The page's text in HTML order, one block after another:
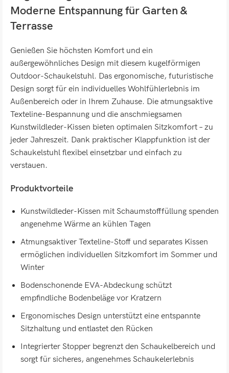
Moderne Entspannung für Garten &
Terrasse
Genießen Sie höchsten Komfort und ein
außergewöhnliches Design mit diesem kugelförmigen
Outdoor-Schaukelstuhl. Das ergonomische, futuristische
Design sorgt für ein individuelles Wohlfühlerlebnis im
Außenbereich oder in Ihrem Zuhause. Die atmungsaktive
Texteline-Bespannung und die anschmiegsamen
Kunstwildleder-Kissen bieten optimalen Sitzkomfort – zu
jeder Jahreszeit. Dank praktischer Klappfunktion ist der
Schaukelstuhl flexibel einsetzbar und einfach zu
verstauen.
Produktvorteile
Kunstwildleder-Kissen mit Schaumstofffüllung spenden
angenehme Wärme an kühlen Tagen
Atmungsaktiver Texteline-Stoff und separates Kissen
ermöglichen individuellen Sitzkomfort im Sommer und
Winter
Bodenschonende EVA-Abdeckung schützt
empfindliche Bodenbeläge vor Kratzern
Ergonomisches Design unterstützt eine entspannte
Sitzhaltung und entlastet den Rücken
Integrierter Stopper begrenzt den Schaukelbereich und
sorgt für sicheres, angenehmes Schaukelerlebnis